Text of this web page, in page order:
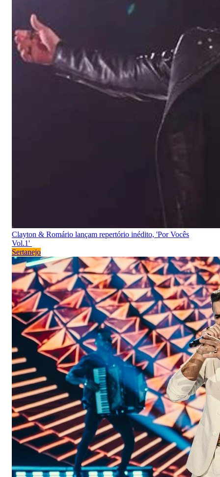
Clayton & Romário lançam repertório inédito, 'Por Vocês
Vol.1'
Sertanejo